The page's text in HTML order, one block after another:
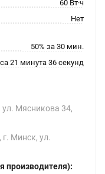
60 Вт·ч
Нет
50% за 30 мин.
21 минута 36 секунд
Мясникова 34,
Минск, ул.
производителя):